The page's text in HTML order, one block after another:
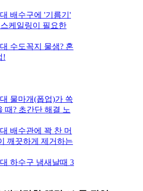
배수구에 '기름기'
케일링이 필요한
수도꼭지 물샘? 혼
!
물마개(폽업)가 쏙
때? 초간단 해결 노
배수관에 꽉 찬 머
깨끗하게 제거하는
하수구 냄새날때 3